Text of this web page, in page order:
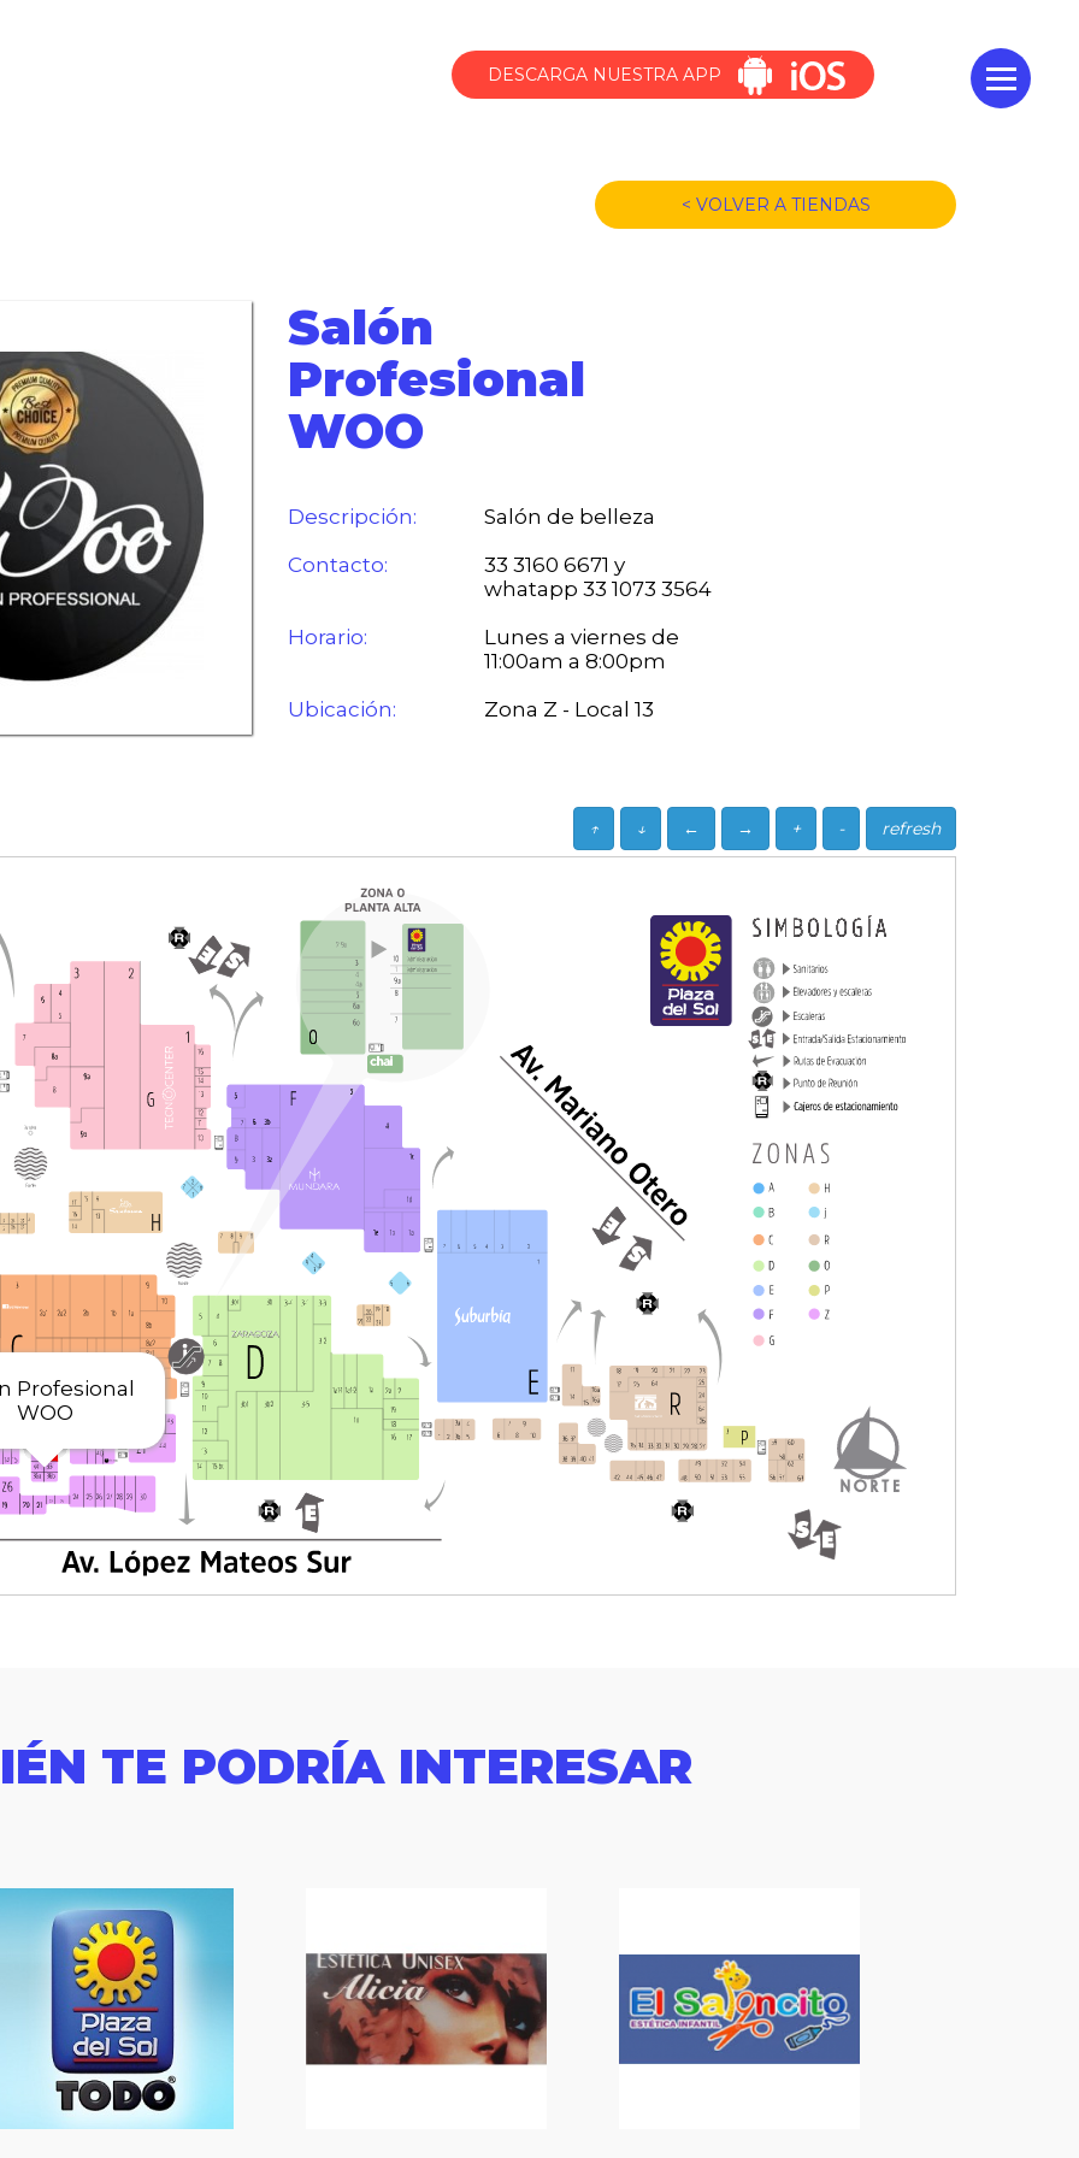
DESCARGA NUESTRA APP
< VOLVER A TIENDAS
Salón
Profesional
WOO
Descripción:
Salón de belleza
Contacto:
33 3160 6671 y
whatapp 33 1073 3564
Horario:
Lunes a viernes de
11:00am a 8:00pm
Ubicación:
Zona Z - Local 13
refresh
-
+
→
←
↓
↑
Profesional
WOO
TE PODRÍA INTERESAR